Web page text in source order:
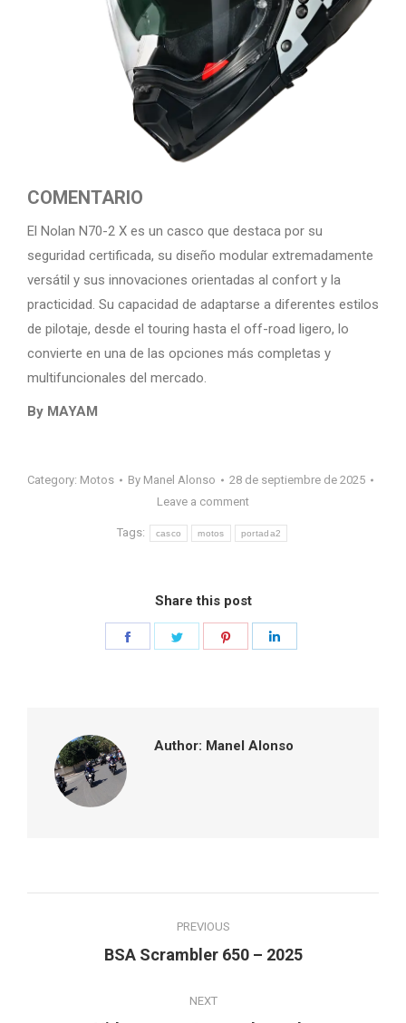
COMENTARIO
El Nolan N70-2 X es un casco que destaca por su
seguridad certificada, su diseño modular extremadamente
versátil y sus innovaciones orientadas al confort y la
practicidad. Su capacidad de adaptarse a diferentes estilos
de pilotaje, desde el touring hasta el off-road ligero, lo
convierte en una de las opciones más completas y
multifuncionales del mercado.
By MAYAM
Category: Motos By Manel Alonso
28 de septiembre de 2025
Leave a comment
Tags: casco motos portada2
Share this post
Author: Manel Alonso
navigation
PREVIOUS
Previous
BSA Scrambler 650 – 2025
NEXT